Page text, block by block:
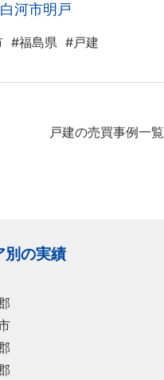
河市明戸
#福島県 #戸建
戸建の売買事例一覧
別の実績